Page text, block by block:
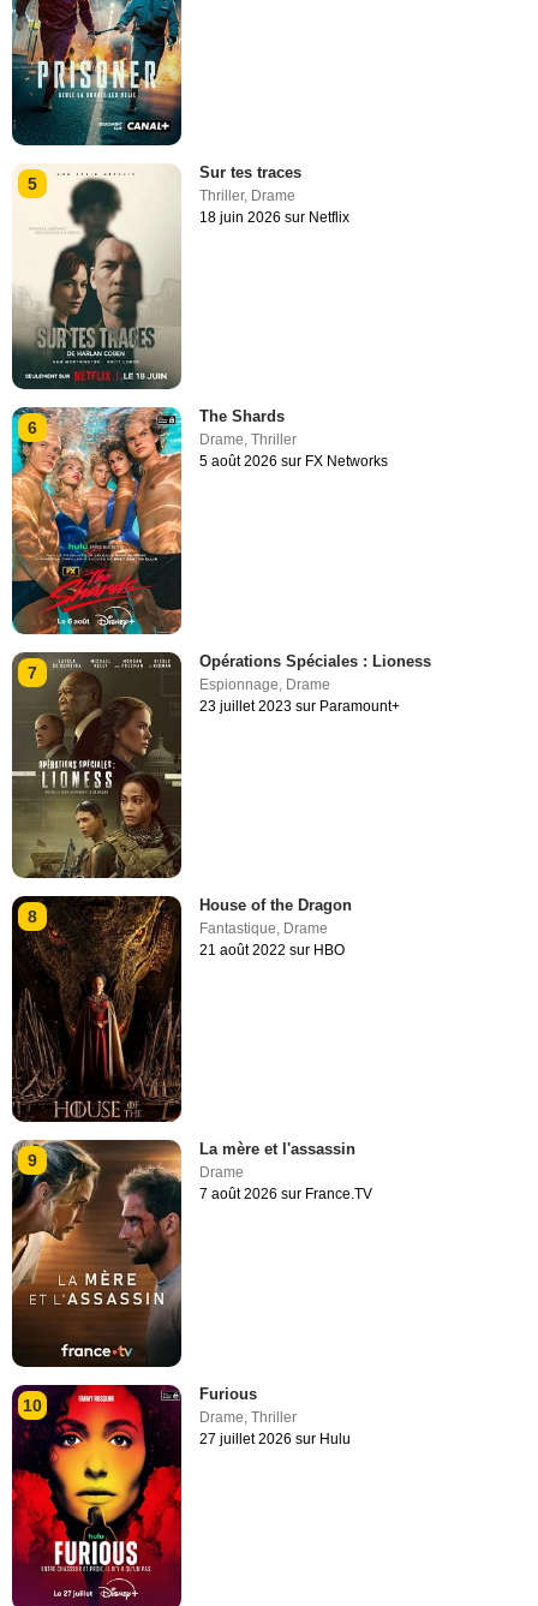
5
Sur tes traces
Thriller, Drame
18 juin 2026 sur Netflix
6
The Shards
Drame,Thriller
5 août 2026 sur FX Networks
7
Opérations Spéciales : Lioness
Espionnage Drame
23 juillet 2023 sur Paramount+
8
House of the Dragon
Fantastique, Drame
21 août 2022 sur HBO
9
La mère et l'assassin
Drame
7 août 2026 sur France.TV
10
Furious
Drame ,Thriller
27 juillet 2026 sur Hulu